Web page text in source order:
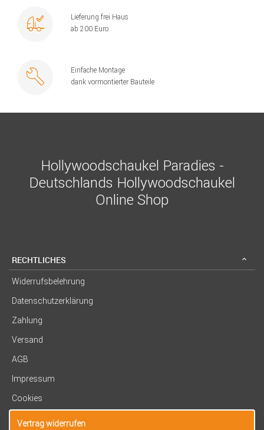
Lieferung frei Haus
ab 200 Euro
Einfache Montage
dank vormontierter Bauteile
Hollywoodschaukel Paradies -
Deutschlands Hollywoodschaukel
Online Shop
RECHTLICHES
Widerrufsbelehrung
Datenschutzerklärung
Zahlung
Versand
AGB
Impressum
Cookies
Vertrag widerrufen